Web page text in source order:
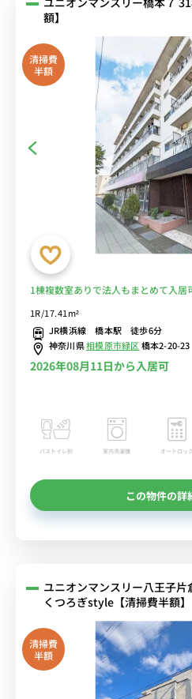
額】
清掃費
半額
1棟複数室ありで法人もまとめて入
線、京王相模原線の３路線の利用が
でアクセス可能■選べるWi-Fi格安レン
1R/17.41m²
JR横浜線 橋本駅 徒歩6分
神奈川県相模原市緑区橋本2-20-23
2026年08月11日から入居可
バストイレ別 室内洗濯機 オートロック
この物件の詳
ユニオンマンスリー八王子片
くつろぎstyle【清掃費半額】
清掃費
半額